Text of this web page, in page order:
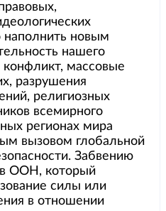
наполнить новым
нашего
конфликт, массовые
разрушения
религиозных
всемирного
регионах мира
вызовом глобальной
Забвению
ООН, который
силы или
в отношении